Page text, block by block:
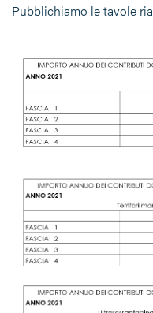
Pubblichiamo le tavole